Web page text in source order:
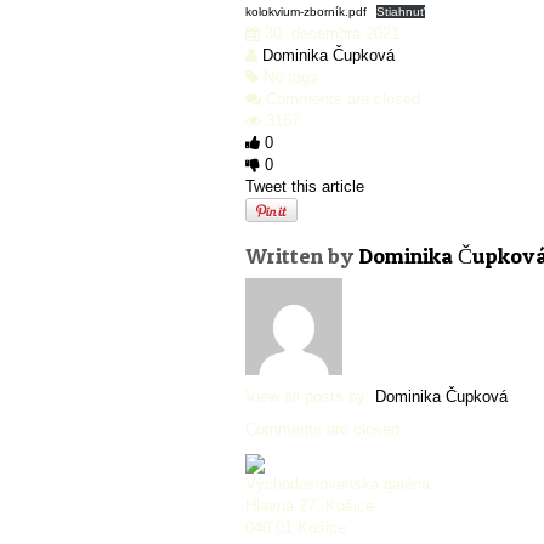
kolokvium-zborník.pdf Stiahnuť
30. decembra 2021
Dominika Čupková
No tags
Comments are closed
3167
0
0
Tweet this article
Written by Dominika
View all posts by: Dominika Čupková
Comments are closed.
Východoslovenská galéria
Hlavná 27, Košice
040 01 Košice